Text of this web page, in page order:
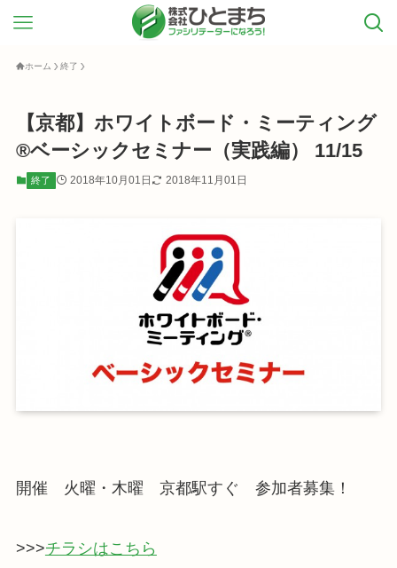
ホーム 終了
【京都】ホワイトボード・ミーティング
®ベーシックセミナー（実践編） 11/15
終了 2018年10月01日 2018年11月01日
開催 火曜・木曜 京都駅すぐ 参加者募集！
>>>チラシはこちら